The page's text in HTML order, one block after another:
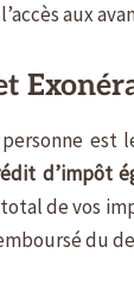
aux
est
d’impôt
de vos
du